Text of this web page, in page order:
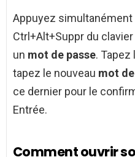
Appuyez
Ctrl+Alt+Suppr du
un mot de passe. Tapez
tapez le nouveau mot
ce dernier pour le
Entrée.
Comment ouvrir